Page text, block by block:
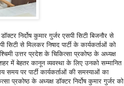
निर्दोष कुमार गुर्जर एसपी सिटी बिजनौर से
से मिलकर निषाद पार्टी के कार्यकर्ताओं को
उत्तर प्रदेश के चिकित्सा प्रकोष्ठ के अध्यक्ष
में बेहतर कानून व्यवस्था के लिए उनको सम्मानित
समय पर पार्टी कार्यकर्ताओं की समस्याओं का
प्रकोष्ठ के अध्यक्ष डॉक्टर निर्दोष कुमार गुर्जर को